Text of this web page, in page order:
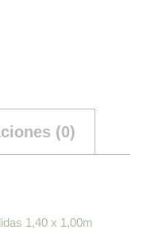
(0)
1,40 x 1,00m